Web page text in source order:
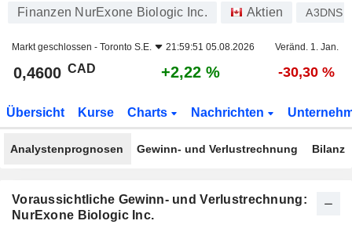
Finanzen NurExone Biologic Inc. Aktien A3DNSU
Markt geschlossen - Toronto S.E. 21:59:51 05.08.2026 Veränd. 1. Jan.
0,4600 CAD +2,22 % -30,30 %
Übersicht Kurse Charts Nachrichten
Analystenprognosen Gewinn- und Verlustrechnung Bilanz
Voraussichtliche Gewinn- und Verlustrechnung:
NurExone Biologic Inc.